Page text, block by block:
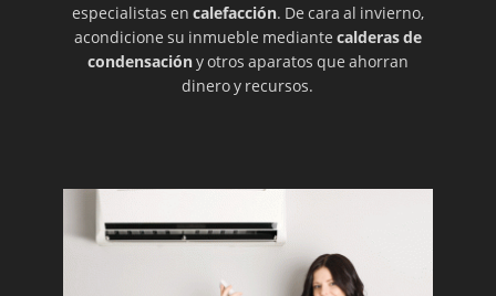
Nuestras ofertas son ¡únicas!
Cómo limpiar el aire acondicionado
Rejillas lineales
Un termostato adecuado
Fundas para su equipo
especialistas en calefacción. De cara al invierno,
acondicione su inmueble mediante calderas de
condensacióny otros aparatos que ahorran
dinero y recursos.